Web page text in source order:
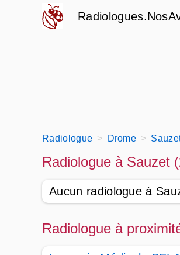
Radiologue Drome
Radiologue à Sauzet
Aucun radiologue à
Radiologue à